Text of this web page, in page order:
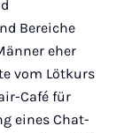
Bereiche
eher
vom Lötkurs
Café für
eines Chat-